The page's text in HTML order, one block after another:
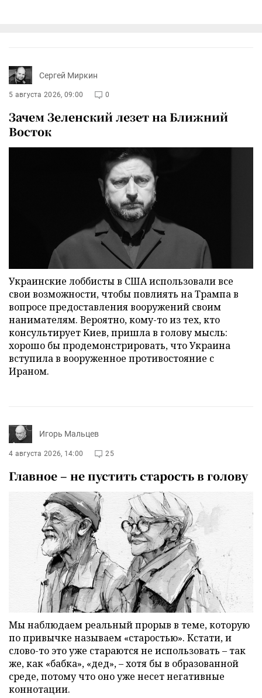
Сергей Миркин
5 августа 2026, 09:00 0
Зачем Зеленский лезет на Ближний
Восток
Украинские лоббисты в США использовали все
свои возможности, чтобы повлиять на Трампа в
вопросе предоставления вооружений своим
нанимателям. Вероятно, кому-то из тех, кто
консультирует Киев, пришла в голову мысль:
хорошо бы продемонстрировать, что Украина
вступила в вооруженное противостояние с
Ираном.
Игорь Мальцев
4 августа 2026, 14:00 25
Главное – не пустить старость в голову
Мы наблюдаем реальный прорыв в теме, которую
по привычке называем «старостью». Кстати, и
слово-то это уже стараются не использовать – так
же, как «бабка», «дед», – хотя бы в образованной
среде, потому что оно уже несет негативные
коннотации.